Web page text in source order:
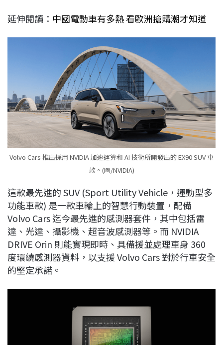
延伸閱讀： 中國電動車有多熱 看歐洲搶購潮才知道
Volvo Cars 推出採用 NVIDIA 加速運算和 AI 技術所開發出的 EX90 SUV 車
款。(圖/NVIDIA)
這款最先進的 SUV (Sport Utility Vehicle，運動型多
功能車款) 是一款車輪上的智慧行動裝置，配備
Volvo Cars 迄今最先進的感測器套件，其中包括雷
達、光達、攝影機、超音波感測器等。而 NVIDIA
DRIVE Orin 則能實現即時、具備援並處理車身 360
度環繞感測器資料，以支援 Volvo Cars 對於行車安全
的堅定承諾。